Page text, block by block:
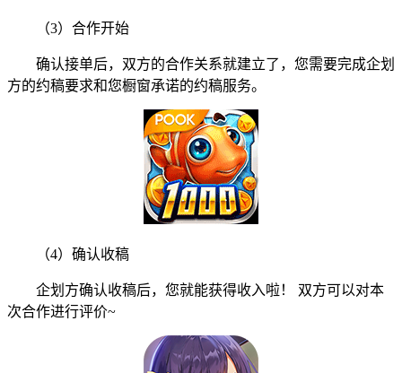
（3）合作开始
确认接单后，双方的合作关系就建立了，您需要完成企划
方的约稿要求和您橱窗承诺的约稿服务。
（4）确认收稿
企划方确认收稿后，您就能获得收入啦！ 双方可以对本
次合作进行评价~